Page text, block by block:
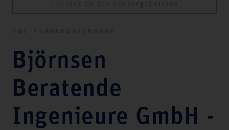
Björnsen
Beratende
Ingenieure GmbH -